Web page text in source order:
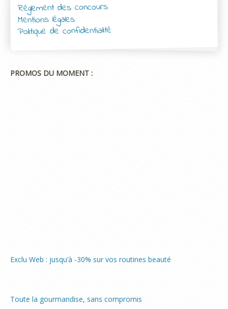
Règlement des concours
Mentions légales
Politique de confidentialité
PROMOS DU MOMENT :
Exclu Web : jusqu’à -30% sur vos routines beauté
Toute la gourmandise, sans compromis